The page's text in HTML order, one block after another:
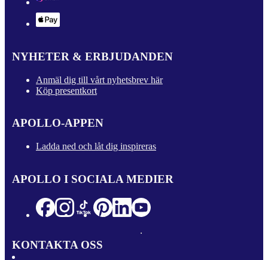
NYHETER & ERBJUDANDEN
Anmäl dig till vårt nyhetsbrev här
Köp presentkort
APOLLO-APPEN
Ladda ned och låt dig inspireras
APOLLO I SOCIALA MEDIER
KONTAKTA OSS